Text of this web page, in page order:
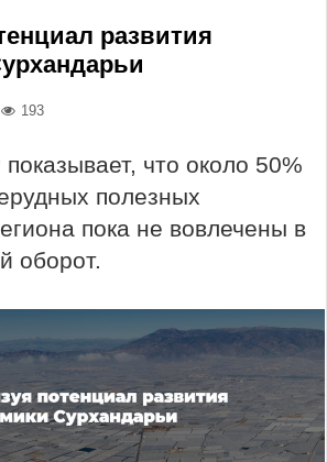
развития
193
что около 50%
полезных
пока не вовлечены в
оборот.